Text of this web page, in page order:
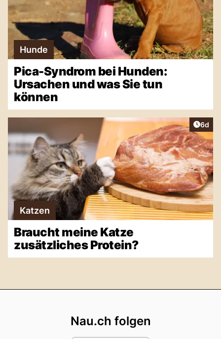
Hunde
Pica-Syndrom bei Hunden:
Ursachen und was Sie tun
können
6d
Katzen
Braucht meine Katze
zusätzliches Protein?
Nau.ch folgen